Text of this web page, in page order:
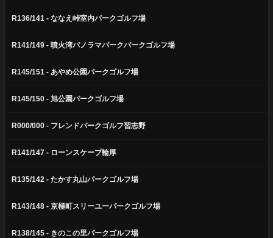
R136/141 - ななえ峠室内パークゴルフ場
R141/149 - 噴火湾パノラマパークパークゴルフ場
R145/151 - あやめ公園パークゴルフ場
R145/150 - 旭公園パークゴルフ場
R000/000 - フレンドパークゴルフ習志野
R141/147 - ローンスケープ輪厚
R135/142 - たかす丸山パークゴルフ場
R143/148 - 京極町スリーユーパークゴルフ場
R138/145 - きのこの里パークゴルフ場